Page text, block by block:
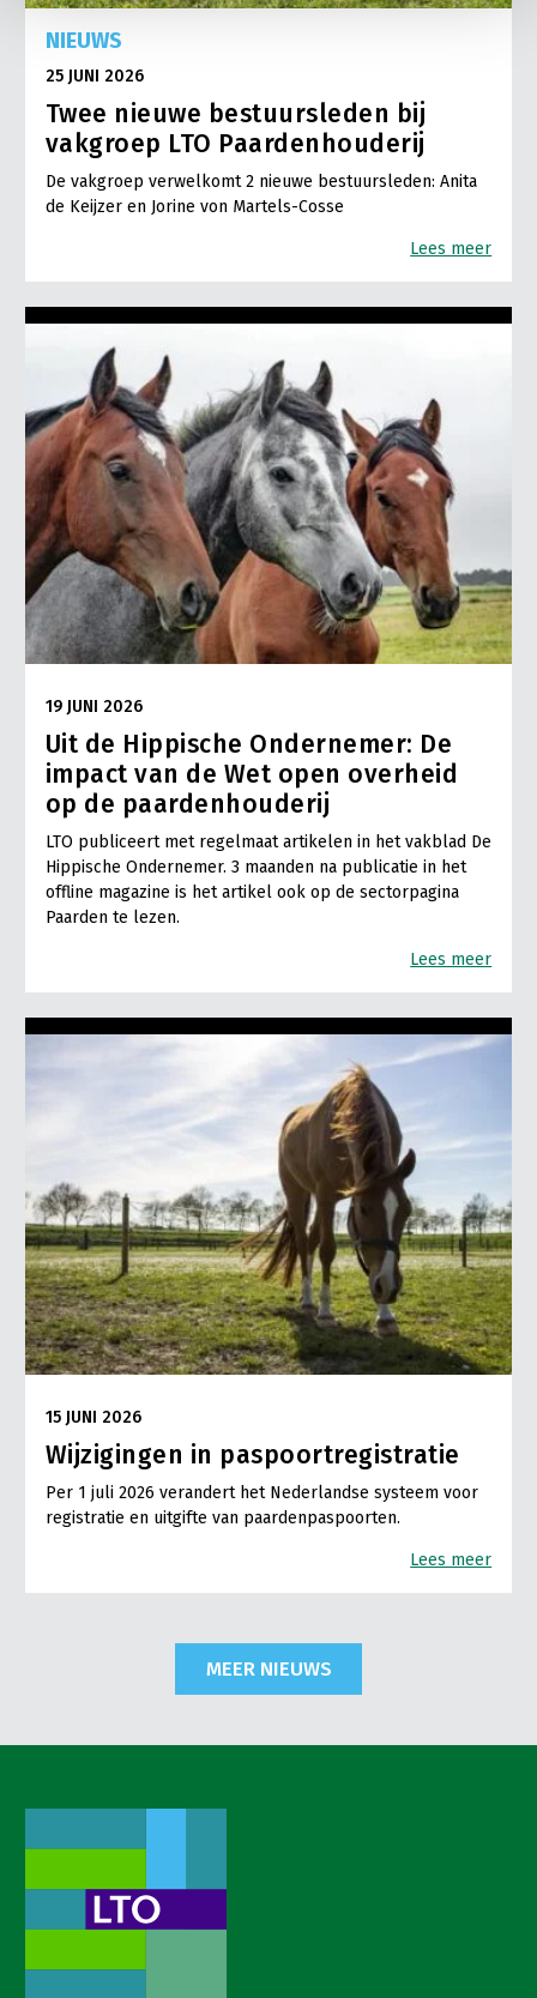
NIEUWS
25 JUNI 2026
Twee nieuwe bestuursleden bij
vakgroep LTO Paardenhouderij
De vakgroep verwelkomt 2 nieuwe bestuursleden: Anita
de Keijzer en Jorine von Martels-Cosse
Lees meer
19 JUNI 2026
Uit de Hippische Ondernemer: De
impact van de Wet open overheid
op de paardenhouderij
LTO publiceert met regelmaat artikelen in het vakblad De
Hippische Ondernemer. 3 maanden na publicatie in het
offline magazine is het artikel ook op de sectorpagina
Paarden te lezen.
Lees meer
15 JUNI 2026
Wijzigingen in paspoortregistratie
Per 1 juli 2026 verandert het Nederlandse systeem voor
registratie en uitgifte van paardenpaspoorten.
Lees meer
MEER NIEUWS